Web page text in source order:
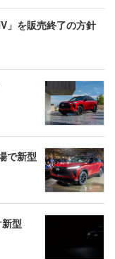
」を販売終了の方針
で新型
型